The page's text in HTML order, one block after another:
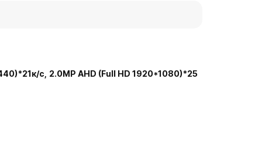
с, 2.0MP AНD (Full HD 1920*1080)*25